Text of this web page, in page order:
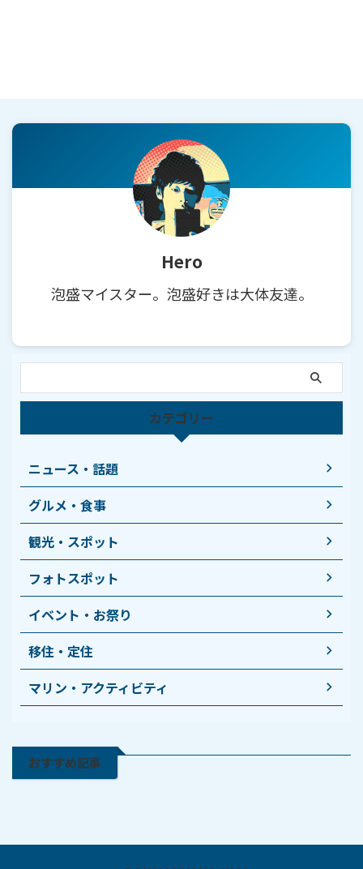
Hero
泡盛マイスター。泡盛好きは大体友達。
カテゴリー
ニュース・話題
グルメ・食事
観光・スポット
フォトスポット
イベント・お祭り
移住・定住
マリン・アクティビティ
おすすめ記事